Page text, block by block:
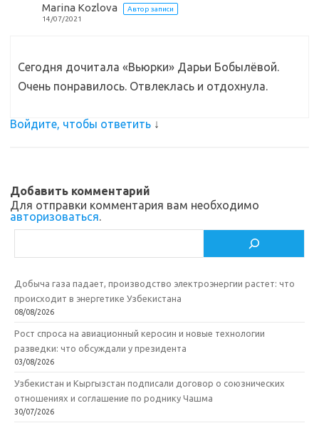
Marina Kozlova
Автор записи
14/07/2021
Сегодня дочитала «Вьюрки» Дарьи Бобылёвой.
Очень понравилось. Отвлеклась и отдохнула.
Войдите, чтобы ответить ↓
Добавить комментарий
Для отправки комментария вам необходимо
авторизоваться.
Добыча газа падает, производство электроэнергии растет: что
происходит в энергетике Узбекистана
08/08/2026
Рост спроса на авиационный керосин и новые технологии
разведки: что обсуждали у президента
03/08/2026
Узбекистан и Кыргызстан подписали договор о союзнических
отношениях и соглашение по роднику Чашма
30/07/2026